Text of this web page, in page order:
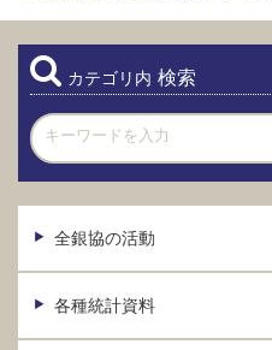
カテゴリ内 検索
全銀協の活動
各種統計資料